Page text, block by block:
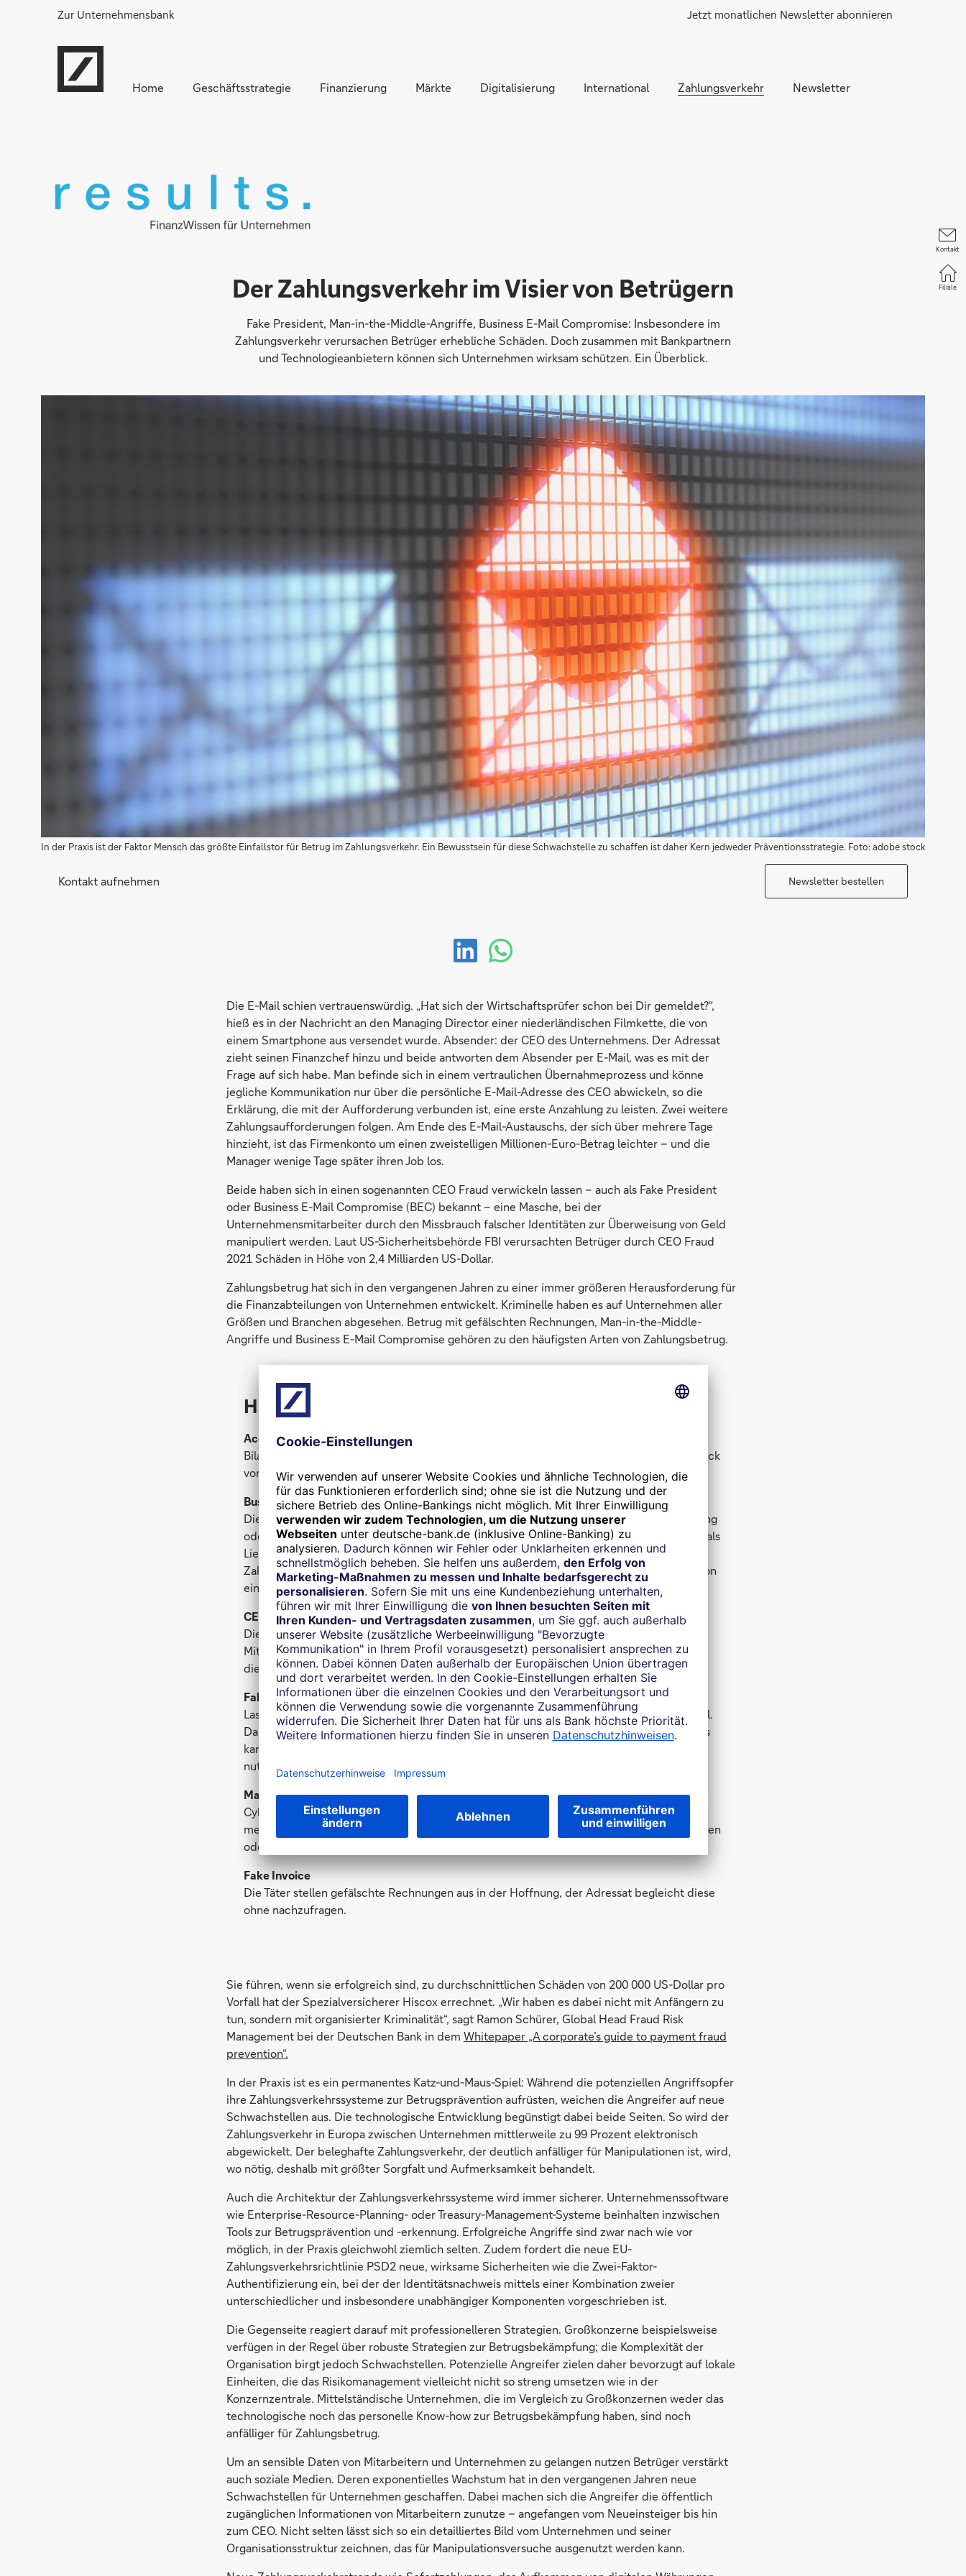
Direkt zum Hauptinhalt (Enter drücken)
Jetzt monatlichen Newsletter abonnieren
Zur Unternehmensbank
Home Geschäftsstrategie Finanzierung Märkte Digitalisierung International Zahlungsverkehr Newsletter
Kontakt
Filiale
Der Zahlungsverkehr im Visier von Betrügern
Fake President, Man-in-the-Middle-Angriffe, Business E-Mail Compromise: Insbesondere im
Zahlungsverkehr verursachen Betrüger erhebliche Schäden. Doch zusammen mit Bankpartnern
und Technologieanbietern können sich Unternehmen wirksam schützen. Ein Überblick.
In der Praxis ist der Faktor Mensch das größte Einfallstor für Betrug im Zahlungsverkehr. Ein Bewusstsein für diese Schwachstelle zu schaffen ist daher Kern jedweder Präventionsstrategie. Foto: adobe stock
Kontakt aufnehmen Newsletter bestellen
Die E-Mail schien vertrauenswürdig. „Hat sich der Wirtschaftsprüfer schon bei Dir gemeldet?“,
hieß es in der Nachricht an den Managing Director einer niederländischen Filmkette, die von
einem Smartphone aus versendet wurde. Absender: der CEO des Unternehmens. Der Adressat
zieht seinen Finanzchef hinzu und beide antworten dem Absender per E-Mail, was es mit der
Frage auf sich habe. Man befinde sich in einem vertraulichen Übernahmeprozess und könne
jegliche Kommunikation nur über die persönliche E-Mail-Adresse des CEO abwickeln, so die
Erklärung, die mit der Aufforderung verbunden ist, eine erste Anzahlung zu leisten. Zwei weitere
Zahlungsaufforderungen folgen. Am Ende des E-Mail-Austauschs, der sich über mehrere Tage
hinzieht, ist das Firmenkonto um einen zweistelligen Millionen-Euro-Betrag leichter – und die
Manager wenige Tage später ihren Job los.
Beide haben sich in einen sogenannten CEO Fraud verwickeln lassen – auch als Fake President
oder Business E-Mail Compromise (BEC) bekannt – eine Masche, bei der
Unternehmensmitarbeiter durch den Missbrauch falscher Identitäten zur Überweisung von Geld
manipuliert werden. Laut US-Sicherheitsbehörde FBI verursachten Betrüger durch CEO Fraud
2021 Schäden in Höhe von 2,4 Milliarden US-Dollar.
Zahlungsbetrug hat sich in den vergangenen Jahren zu einer immer größeren Herausforderung für
die Finanzabteilungen von Unternehmen entwickelt. Kriminelle haben es auf Unternehmen aller
Größen und Branchen abgesehen. Betrug mit gefälschten Rechnungen, Man-in-the-Middle-
Angriffe und Business E-Mail Compromise gehören zu den häufigsten Arten von Zahlungsbetrug.
Häufige Arten von Zahlungsbetrug
Accounting Fraud
Bilanzbetrug, bei dem die Täter Jahresabschlüsse manipulieren, um einen falschen Eindruck
von der Finanzlage eines Unternehmens zu erwecken.
Business E-mail Compromise
Die Täter nutzen E-Mail-Adressen vertrauenswürdiger Absender, um eine Geldüberweisung
oder die Herausgabe anderer sensibler Daten zu fordern. Beispiel: Ein Betrüger gibt sich als
Lieferant des Unternehmens aus und verschickt eine Rechnung mit veränderten
Zahlungsdaten. Der Adressat überweist den Betrag, da er glaubt, die Rechnung kommt von
einer vertrauenswürdigen Quelle.
CEO Fraud
Die Täter geben sich als Führungskräfte des Unternehmens aus, und verlangen von
Mitarbeitern die Autorisierung von Zahlungen. Häufig geht es um angebliche M&A-Deals,
die strikte Geheimhaltung verlangten.
Fake Direct Debit
Lastschriftbetrug tritt in vielen Formen auf, oftmals in Kombination mit Identitätsdiebstahl.
Dabei gelingt es den Tätern, sich Zugang zu einem Bankkonto zu verschaffen. Von hier aus
kann der Betrüger Dienstleistungen und Produkte per Lastschrift bezahlen und das Konto
nutzen, bis sein Besitzer gewarnt wird.
Man-in-the-Middle
Cyberangriff, bei dem sich die Täter heimlich in die Kommunikation zwischen zwei oder
mehreren Parteien schalten, und die ausgetauschten Informationen nach Belieben einsehen
oder manipulieren können.
Fake Invoice
Die Täter stellen gefälschte Rechnungen aus in der Hoffnung, der Adressat begleicht diese
ohne nachzufragen.
Sie führen, wenn sie erfolgreich sind, zu durchschnittlichen Schäden von 200 000 US-Dollar pro
Vorfall hat der Spezialversicherer Hiscox errechnet. „Wir haben es dabei nicht mit Anfängern zu
tun, sondern mit organisierter Kriminalität“, sagt Ramon Schürer, Global Head Fraud Risk
Management bei der Deutschen Bank in dem Whitepaper „A corporate’s guide to payment fraud
prevention“.
In der Praxis ist es ein permanentes Katz-und-Maus-Spiel: Während die potenziellen Angriffsopfer
ihre Zahlungsverkehrssysteme zur Betrugsprävention aufrüsten, weichen die Angreifer auf neue
Schwachstellen aus. Die technologische Entwicklung begünstigt dabei beide Seiten. So wird der
Zahlungsverkehr in Europa zwischen Unternehmen mittlerweile zu 99 Prozent elektronisch
abgewickelt. Der beleghafte Zahlungsverkehr, der deutlich anfälliger für Manipulationen ist, wird,
wo nötig, deshalb mit größter Sorgfalt und Aufmerksamkeit behandelt.
Auch die Architektur der Zahlungsverkehrssysteme wird immer sicherer. Unternehmenssoftware
wie Enterprise-Resource-Planning- oder Treasury-Management-Systeme beinhalten inzwischen
Tools zur Betrugsprävention und -erkennung. Erfolgreiche Angriffe sind zwar nach wie vor
möglich, in der Praxis gleichwohl ziemlich selten. Zudem fordert die neue EU-
Zahlungsverkehrsrichtlinie PSD2 neue, wirksame Sicherheiten wie die Zwei-Faktor-
Authentifizierung ein, bei der der Identitätsnachweis mittels einer Kombination zweier
unterschiedlicher und insbesondere unabhängiger Komponenten vorgeschrieben ist.
Die Gegenseite reagiert darauf mit professionelleren Strategien. Großkonzerne beispielsweise
verfügen in der Regel über robuste Strategien zur Betrugsbekämpfung; die Komplexität der
Organisation birgt jedoch Schwachstellen. Potenzielle Angreifer zielen daher bevorzugt auf lokale
Einheiten, die das Risikomanagement vielleicht nicht so streng umsetzen wie in der
Konzernzentrale. Mittelständische Unternehmen, die im Vergleich zu Großkonzernen weder das
technologische noch das personelle Know-how zur Betrugsbekämpfung haben, sind noch
anfälliger für Zahlungsbetrug.
Um an sensible Daten von Mitarbeitern und Unternehmen zu gelangen nutzen Betrüger verstärkt
auch soziale Medien. Deren exponentielles Wachstum hat in den vergangenen Jahren neue
Schwachstellen für Unternehmen geschaffen. Dabei machen sich die Angreifer die öffentlich
zugänglichen Informationen von Mitarbeitern zunutze – angefangen vom Neueinsteiger bis hin
zum CEO. Nicht selten lässt sich so ein detailliertes Bild vom Unternehmen und seiner
Organisationsstruktur zeichnen, das für Manipulationsversuche ausgenutzt werden kann.